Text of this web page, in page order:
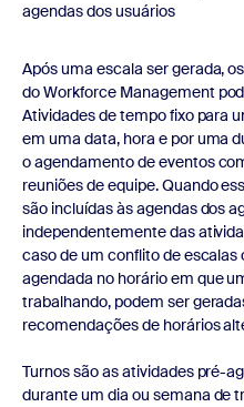
agendas dos usuários
Após uma escala ser gerada,
do Workforce Management
Atividades de tempo fixo para
em uma data, hora e por uma
o agendamento de eventos
reuniões de equipe. Quando
são incluídas às agendas dos
independentemente das
caso de um conflito de escalas
agendada no horário em que
trabalhando, podem ser
recomendações de horários
Turnos são as atividades pré-
durante um dia ou semana de